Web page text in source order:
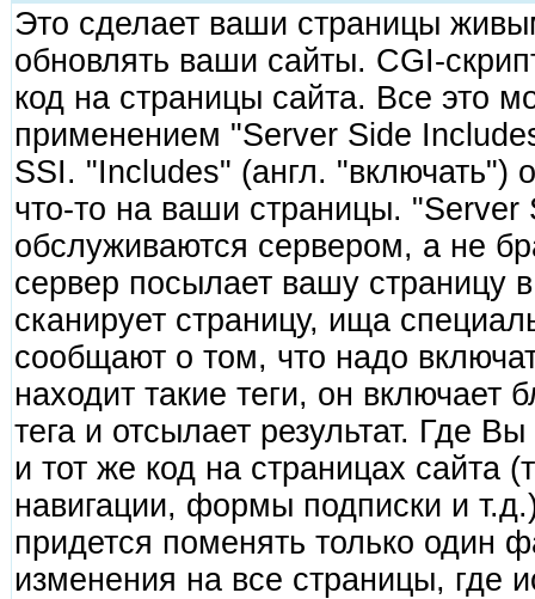
Это сделает ваши страницы
обновлять ваши сайты. CGI-
код на страницы сайта. Все это
применением "Server Side
SSI. "Includes" (англ. "включать")
что-то на ваши страницы. "Server
обслуживаются сервером, а не
сервер посылает вашу страницу
сканирует страницу, ища
сообщают о том, что надо
находит такие теги, он включает
тега и отсылает результат. Где
и тот же код на страницах сайта
навигации, формы подписки и
придется поменять только один
изменения на все страницы, где